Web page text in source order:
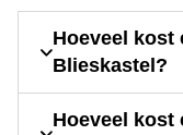
Hoeveel kost
Blieskastel?
Hoeveel kost